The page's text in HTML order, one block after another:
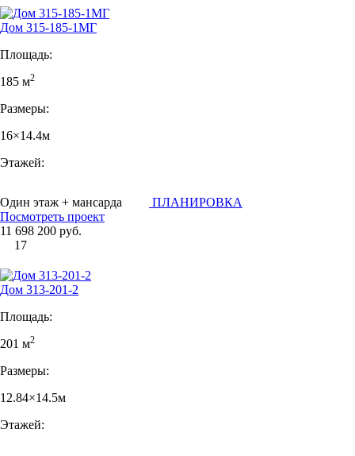
Дом 315-185-1МГ
Площадь:
185 м2
Размеры:
16×14.4м
Этажей:
Один этаж + мансарда
ПЛАНИРОВКА
Посмотреть проект
11 698 200 руб.
17
Дом 313-201-2
Площадь:
201 м2
Размеры:
12.84×14.5м
Этажей: